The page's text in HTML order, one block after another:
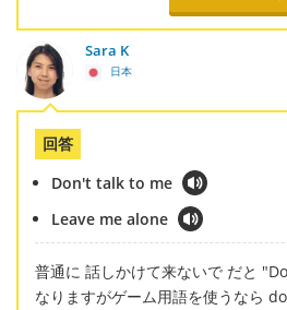
Sara K
日本
回答
Don't talk to me
Leave me alone
普通に 話しかけて来ないで だと
なりますがゲーム用語を使うなら